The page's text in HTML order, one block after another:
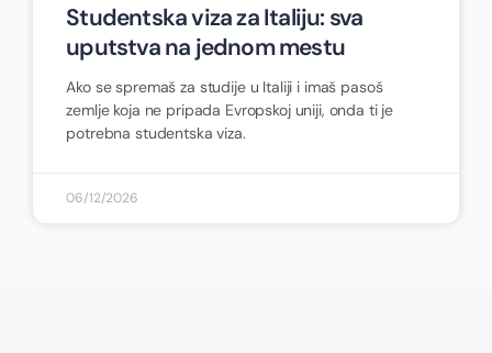
Studentska viza za Italiju: sva
uputstva na jednom mestu
Ako se spremaš za studije u Italiji i imaš pasoš
zemlje koja ne pripada Evropskoj uniji, onda ti je
potrebna studentska viza.
06/12/2026